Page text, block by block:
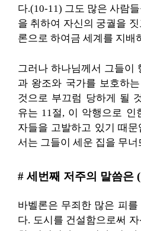
다.(10-11) 그도 많은 사람
을 취하여 자신의 궁궐을
론으로 하여금 세계를 지배
그러나 하나님께서 그들이
과 왕조와 국가를 보호하
것으로 부끄럼 당하게 될
유는 11절, 이 악행으로 인
자들을 고발하고 있기 때
서는 그들이 세운 집을 무
# 세번째 저주의 말씀은
바벨론은 무죄한 많은 피
다. 도시를 건설함으로써